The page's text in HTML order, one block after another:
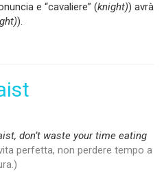
e “cavaliere” (knight)) avrà
).
donʼt waste your time eating
perfetta, non perdere tempo a